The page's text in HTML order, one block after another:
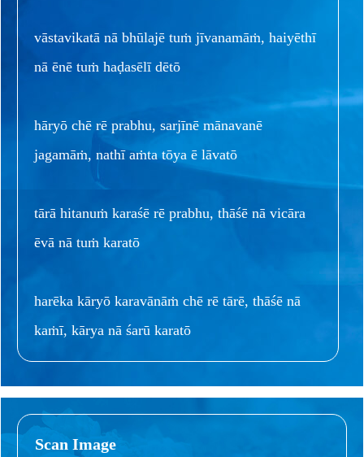
vāstavikatā nā bhūlajē tuṁ jīvanamāṁ, haiyēthī
nā ēnē tuṁ haḍasēlī dētō
hāryō chē rē prabhu, sarjīnē mānavanē
jagamāṁ, nathī aṁta tōya ē lāvatō
tārā hitanuṁ karaśē rē prabhu, thāśē nā vicāra
ēvā nā tuṁ karatō
harēka kāryō karavānāṁ chē rē tārē, thāśē nā
kaṁī, kārya nā śarū karatō
Scan Image